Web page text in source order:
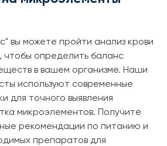
вы можете пройти анализ крови
чтобы определить баланс
в вашем организме. Наши
используют современные
для точного выявления
микроэлементов. Получите
рекомендации по питанию и
препаратов для